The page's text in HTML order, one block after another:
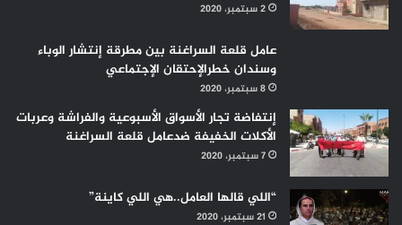
2 سبتمبر، 2020
عامل قلعة السراغنة بين مطرقة إنتشار الوباء
وسندان خطرالإحتقان الإجتماعي
8 سبتمبر، 2020
إنتفاضة تجار الأسواق الأسبوعية والفراشة وعربات
الأكلات الخفيفة ضدعامل قلعة السراغنة
7 سبتمبر، 2020
“اللي قالها العامل..هي اللي كاينة”
21 سبتمبر، 2020